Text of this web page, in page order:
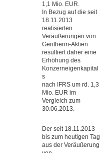
1,1 Mio. EUR.
In Bezug auf die seit
18.11.2013
realisierten
Veräußerungen von
Gentherm-Aktien
resultiert daher eine
Erhöhung des
Konzerneigenkapital
s
nach IFRS um rd. 1,3
Mio. EUR im
Vergleich zum
30.06.2013.
Der seit 18.11.2013
bis zum heutigen Tag
aus der Veräußerung